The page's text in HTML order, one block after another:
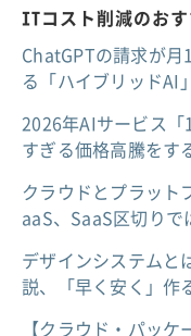
ITコスト削減のお
ChatGPTの請求が
る「ハイブリッドAI
2026年AIサービス
すぎる価格高騰をす
クラウドとプラット
aaS、SaaS区切り
デザインシステムと
説、「早く安く」作
【クラウド・パッ